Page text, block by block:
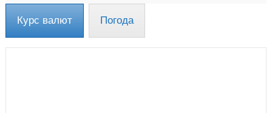
Курс валют Погода